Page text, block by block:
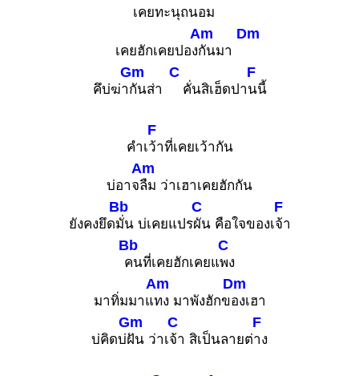
เคยทะนุถนอม
เคยฮักเคยปอง
Am
กันมา
Dm
คึบ่ฆ่า
Gm
กันส่า
C
คั่นสิเฮ็ดปา
F
นนี้
คำเ
F
ว้าที่เคยเว้ากัน
บ่อาจ
Am
ลืม ว่าเฮาเคยฮักกัน
ยังคงยึด
Bb
มั่น บ่เคยแปร
C
ผัน คือใจของเ
F
จ้า
Bb
คนที่เคยฮักเคยแ
C
พง
มาทิ่มมาแ
Am
ทง มาพังฮักข
Dm
องเฮา
บ่คิดบ่
Gm
ฝัน ว่าเ
C
จ้า สิเป็นลายต่
F
าง